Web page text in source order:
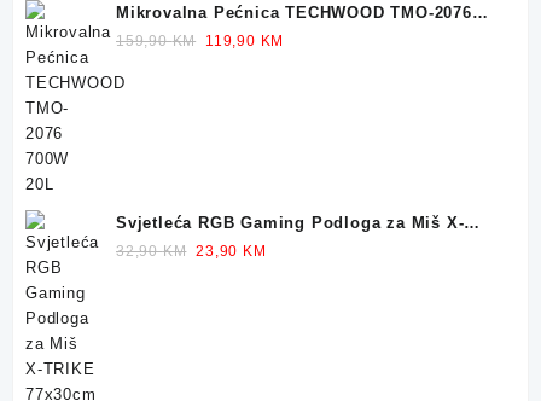
Mikrovalna Pećnica TECHWOOD TMO-2076
700W 20L
159,90KM
Original
119,90 KM
Svjetleća RGB Gaming Podloga za Miš X-
TRIKE 77x30cm
32,90KM Original
23,90 KM